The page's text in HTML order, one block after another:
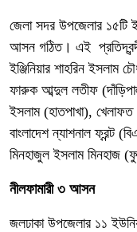
জেলা সদর উপজেলার ১৫টি
আসন গঠিত। এই
ইঞ্জিনিয়ার শাহরিন ইসলাম
ফারুক আব্দুল লতীফ
ইসলাম (হাতপাখা),
বাংলাদেশ ন্যাশনাল ফ্রন্ট
মিনহাজুল ইসলাম মিনহাজ
নীলফামারী ৩ আসন
জলঢাকা উপজেলার ১১